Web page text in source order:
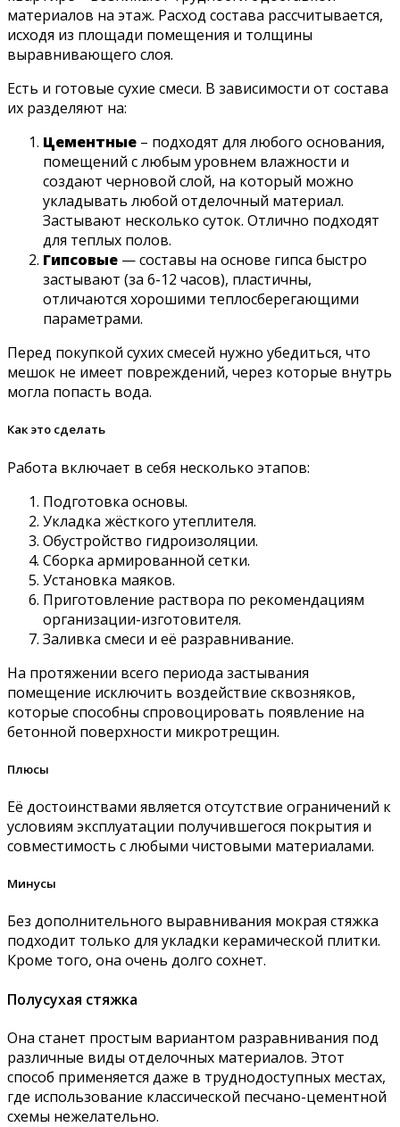
материалов на этаж. Расход состава рассчитывается,
исходя из площади помещения и толщины
выравнивающего слоя.
Есть и готовые сухие смеси. В зависимости от состава
их разделяют на:
Цементные – подходят для любого основания,
помещений с любым уровнем влажности и
создают черновой слой, на который можно
укладывать любой отделочный материал.
Застывают несколько суток. Отлично подходят
для теплых полов.
Гипсовые — составы на основе гипса быстро
застывают (за 6-12 часов), пластичны,
отличаются хорошими теплосберегающими
параметрами.
Перед покупкой сухих смесей нужно убедиться, что
мешок не имеет повреждений, через которые внутрь
могла попасть вода.
Как это сделать
Работа включает в себя несколько этапов:
Подготовка основы.
Укладка жёсткого утеплителя.
Обустройство гидроизоляции.
Сборка армированной сетки.
Установка маяков.
Приготовление раствора по рекомендациям
организации-изготовителя.
Заливка смеси и её разравнивание.
На протяжении всего периода застывания
помещение исключить воздействие сквозняков,
которые способны спровоцировать появление на
бетонной поверхности микротрещин.
Плюсы
Её достоинствами является отсутствие ограничений к
условиям эксплуатации получившегося покрытия и
совместимость с любыми чистовыми материалами.
Минусы
Без дополнительного выравнивания мокрая стяжка
подходит только для укладки керамической плитки.
Кроме того, она очень долго сохнет.
Полусухая стяжка
Она станет простым вариантом разравнивания под
различные виды отделочных материалов. Этот
способ применяется даже в труднодоступных местах,
где использование классической песчано-цементной
схемы нежелательно.